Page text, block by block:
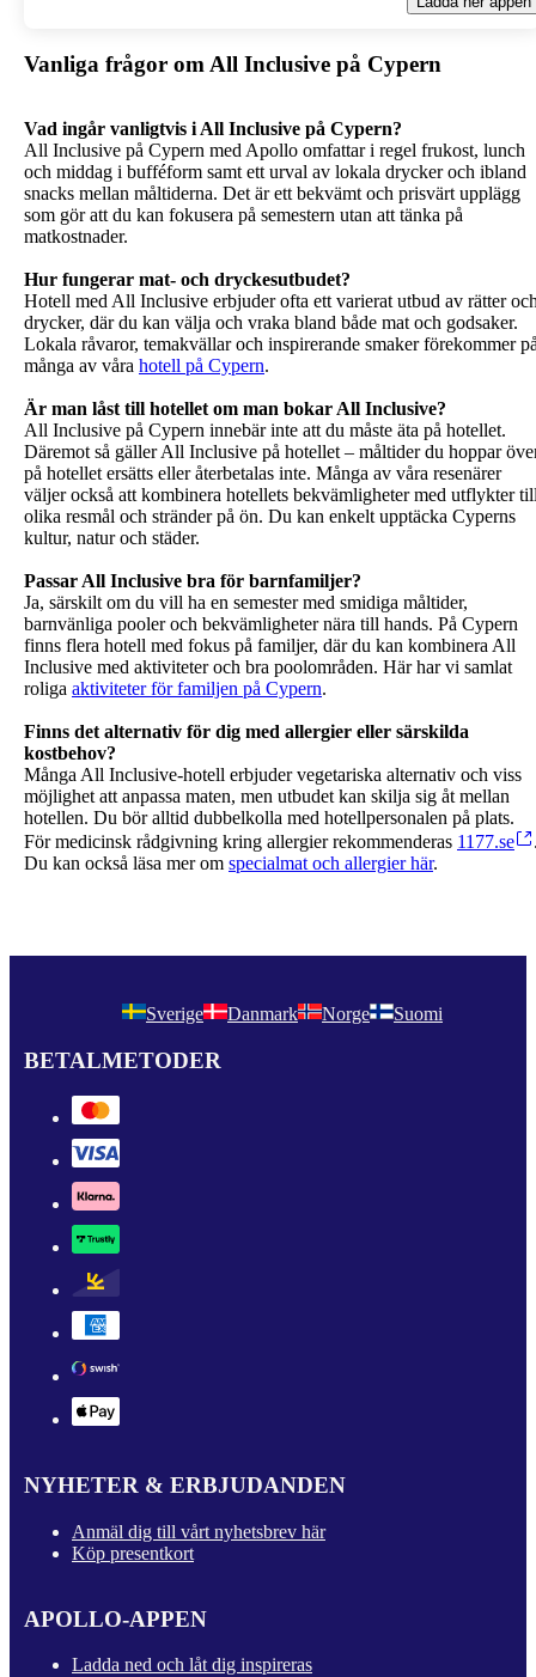
Vanliga frågor om All Inclusive på Cypern
Vad ingår vanligtvis i All Inclusive på Cypern?
All Inclusive på Cypern med Apollo omfattar i regel frukost, lunch
och middag i bufféform samt ett urval av lokala drycker och ibland
snacks mellan måltiderna. Det är ett bekvämt och prisvärt upplägg
som gör att du kan fokusera på semestern utan att tänka på
matkostnader.
Hur fungerar mat- och dryckesutbudet?
Hotell med All Inclusive erbjuder ofta ett varierat utbud av rätter
drycker, där du kan välja och vraka bland både mat och godsaker.
Lokala råvaror, temakvällar och inspirerande smaker förekommer
många av våra hotell på Cypern.
Är man låst till hotellet om man bokar All Inclusive?
All Inclusive på Cypern innebär inte att du måste äta på hotellet.
Däremot så gäller All Inclusive på hotellet – måltider du hoppar
på hotellet ersätts eller återbetalas inte. Många av våra resenärer
väljer också att kombinera hotellets bekvämligheter med utflykter
olika resmål och stränder på ön. Du kan enkelt upptäcka Cyperns
kultur, natur och städer.
Passar All Inclusive bra för barnfamiljer?
Ja, särskilt om du vill ha en semester med smidiga måltider,
barnvänliga pooler och bekvämligheter nära till hands. På Cypern
finns flera hotell med fokus på familjer, där du kan kombinera All
Inclusive med aktiviteter och bra poolområden. Här har vi samlat
roliga aktiviteter för familjen på Cypern.
Finns det alternativ för dig med allergier eller särskilda
kostbehov?
Många All Inclusive-hotell erbjuder vegetariska alternativ och viss
möjlighet att anpassa maten, men utbudet kan skilja sig åt mellan
hotellen. Du bör alltid dubbelkolla med hotellpersonalen på plats.
För medicinsk rådgivning kring allergier rekommenderas 1177.se
Du kan också läsa mer om specialmat och allergier här.
Sverige Danmark Norge Suomi
BETALMETODER
NYHETER & ERBJUDANDEN
Anmäl dig till vårt nyhetsbrev här
Köp presentkort
APOLLO-APPEN
Ladda ned och låt dig inspireras